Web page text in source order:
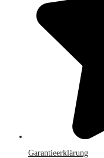
Garantieerklärung